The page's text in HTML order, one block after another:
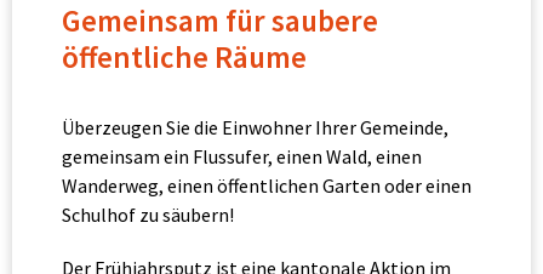
Gemeinsam für saubere
öffentliche Räume
Überzeugen Sie die Einwohner Ihrer Gemeinde,
gemeinsam ein Flussufer, einen Wald, einen
Wanderweg, einen öffentlichen Garten oder einen
Schulhof zu säubern!
Der Frühjahrsputz ist eine kantonale Aktion im